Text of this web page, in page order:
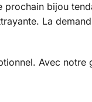
bijou
La
Avec notre